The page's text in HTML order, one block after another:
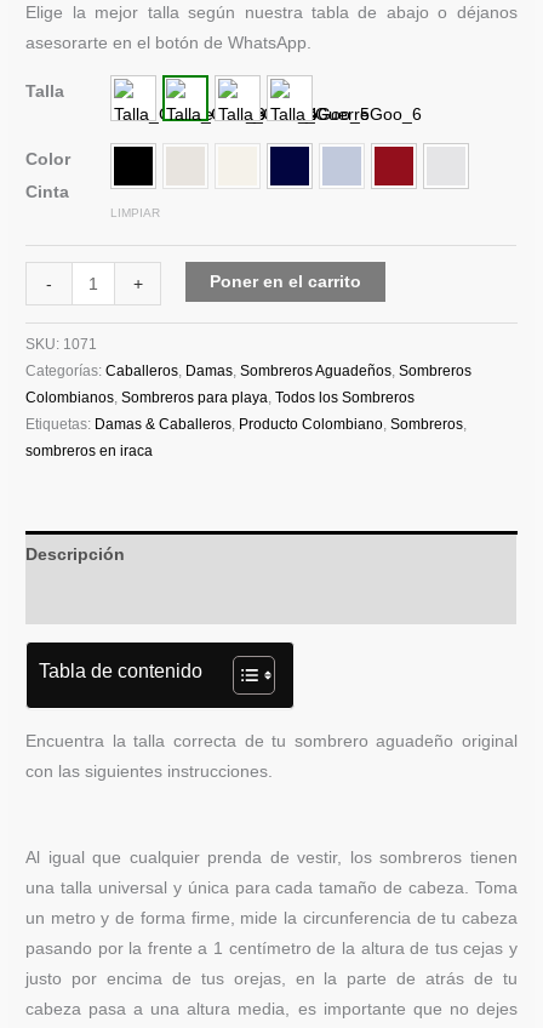
Elige la mejor talla según nuestra tabla de abajo o déjanos
asesorarte en el botón de WhatsApp.
Talla
Color
Cinta
LIMPIAR
- + Poner en el carrito
SKU: 1071
Categorías:Caballeros, Damas,Sombreros Aguadeños,Sombreros
Colombianos,Sombreros para playa,Todos los Sombreros
Etiquetas: Damas & Caballeros, Producto Colombiano,Sombreros,
sombreros en iraca
Descripción
Tabla de contenido
Encuentra la talla correcta de tu sombrero aguadeño original
con las siguientes instrucciones.
Al igual que cualquier prenda de vestir, los sombreros tienen
una talla universal y única para cada tamaño de cabeza. Toma
un metro y de forma firme, mide la circunferencia de tu cabeza
pasando por la frente a 1 centímetro de la altura de tus cejas y
justo por encima de tus orejas, en la parte de atrás de tu
cabeza pasa a una altura media, es importante que no dejes